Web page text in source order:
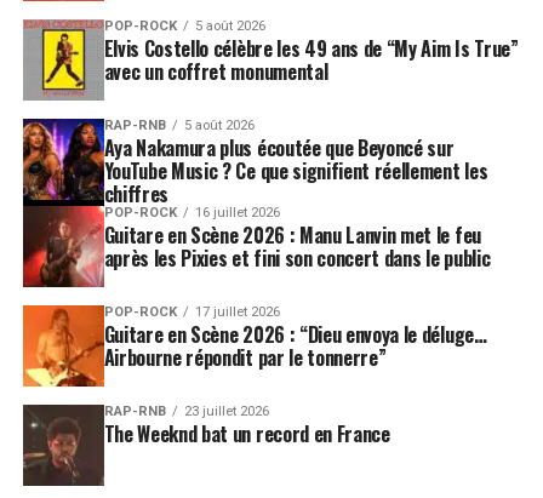
Trespassers et Heidi Happy dans un joli tir groupé
suisseallemand. Le versant indie n’est pas en reste avec
les lausannois Toboggan, trio au rock renouvelé et
volontaire ou Peter Kernel, représentants tessinois du
rock indépendant. Quant aux genevois de Mama Rosin,
ils emballeront l’Asse de leur rock cajun surprenant.
Après leur reformation,NTM, groupe de rappeurs
parisiens de la première heure, illuminera Paléo de ses
brûlots à la pertinence toute actuelle, tandis qu’
Puccinoet son hip-hop flirtant volontiers avec le jazz
ouAbd Al Malik, slameur talentueux et touchant,
hop. Ayo ravira le public de sa soul empreinte
d’émotions. Barrington Levy ou Alborosie apporteront
une traditionnelle touche reggae toute bienvenue tandis
POP-ROCK 5 août 2026
Elvis Costello célèbre les 49 ans de “My Aim Is True”
avec un coffret monumental
RAP-RNB 5 août 2026
Aya Nakamura plus écoutée que Beyoncé sur
YouTube Music ? Ce que signifient réellement les
chiffres
POP-ROCK 16 juillet 2026
Guitare en Scène 2026 : Manu Lanvin met le feu
après les Pixies et fini son concert dans le public
POP-ROCK 17 juillet 2026
Guitare en Scène 2026 : “Dieu envoya le déluge…
Airbourne répondit par le tonnerre”
RAP-RNB 23 juillet 2026
The Weeknd bat un record en France